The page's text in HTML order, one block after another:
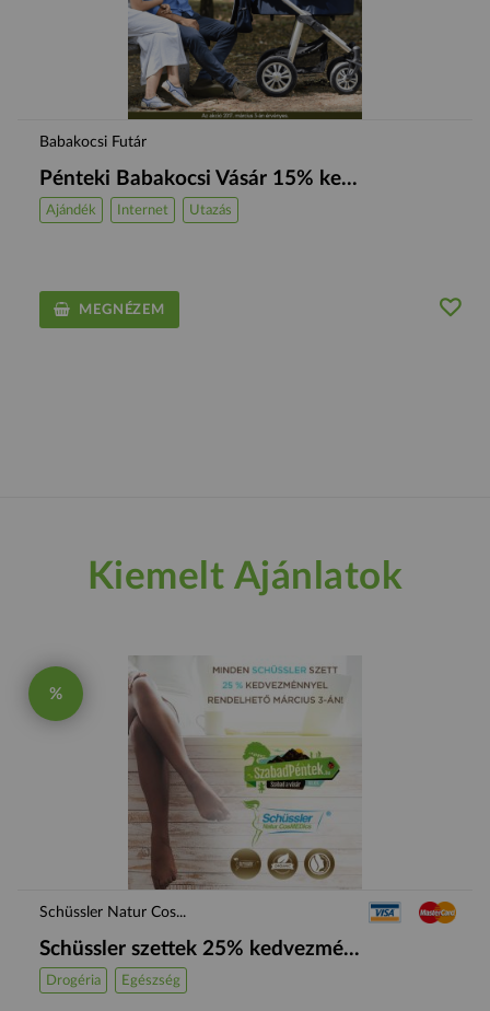
Babakocsi Futár
Pénteki Babakocsi Vásár 15% ke...
Ajándék Internet Utazás
MEGNÉZEM
Kiemelt Ajánlatok
%
Schüssler Natur Cos...
Schüssler szettek 25% kedvezmé...
Drogéria Egészség